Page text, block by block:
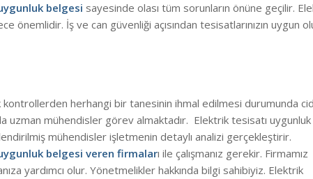
belgesi sayesinde olası tüm sorunların önüne geçilir.
önemlidir. İş ve can güvenliği açısından tesisatlarınızın uygun
kontrollerden herhangi bir tanesinin ihmal edilmesi durumunda
uzman mühendisler görev almaktadır. Elektrik tesisatı uygunluk
mühendisler işletmenin detaylı analizi gerçekleştirir.
belgesi veren firmaları ile çalışmanız gerekir. Firmamız
yardımcı olur. Yönetmelikler hakkında bilgi sahibiyiz. Elektrik